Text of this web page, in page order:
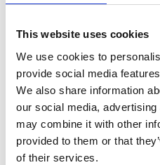
This website uses cookies
We use cookies to
provide social media
We also share information
our social media,
may combine it with other
provided to them or that
of their services.